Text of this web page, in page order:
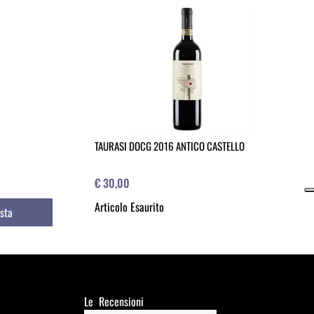
TAURASI DOCG 2016 ANTICO CASTELLO
€ 30,00
Articolo Esaurito
Le Recensioni